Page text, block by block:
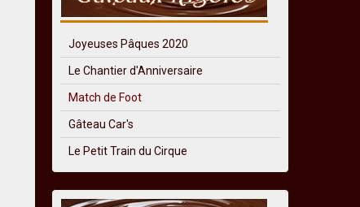
Joyeuses Pâques 2020
Le Chantier d'Anniversaire
Match de Foot
Gâteau Car's
Le Petit Train du Cirque